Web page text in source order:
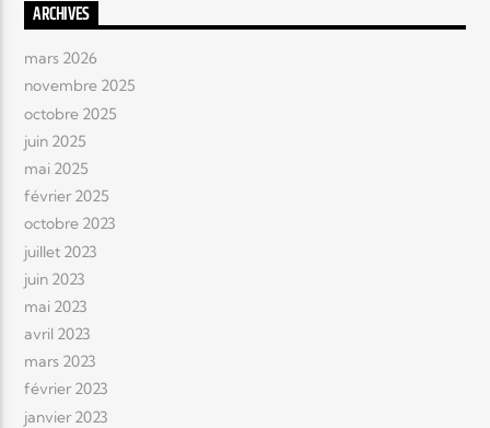
ARCHIVES
mars 2026
novembre 2025
octobre 2025
juin 2025
mai 2025
février 2025
octobre 2023
juillet 2023
juin 2023
mai 2023
avril 2023
mars 2023
février 2023
janvier 2023